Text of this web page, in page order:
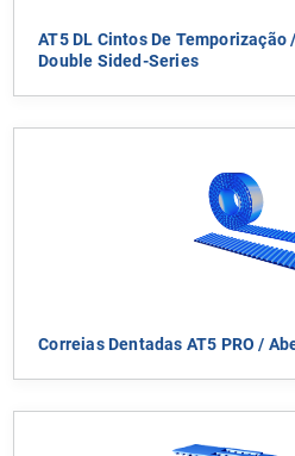
AT5 DL Cintos De Temporização
Double Sided-Series
Correias Dentadas AT5 PRO /